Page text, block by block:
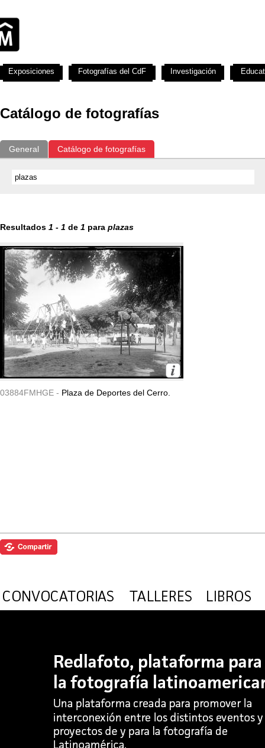
Catálogo de fotografías
General Catálogo de fotografías
Resultados 1 - 1 de 1 para plazas
03884FMHGE - Plaza de Deportes del Cerro.
Exposiciones Fotografías del CdF Investigación